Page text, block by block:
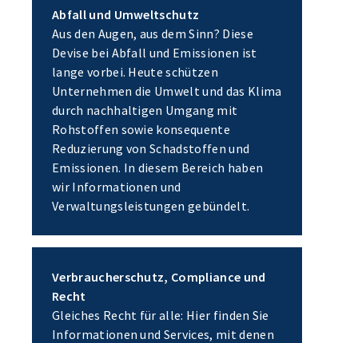
Abfall und Umweltschutz
Aus den Augen, aus dem Sinn? Diese
Devise bei Abfall und Emissionen ist
lange vorbei. Heute schützen
Unternehmen die Umwelt und das Klima
durch nachhaltigen Umgang mit
Rohstoffen sowie konsequente
Reduzierung von Schadstoffen und
Emissionen. In diesem Bereich haben
wir Informationen und
Verwaltungsleistungen gebündelt.
Verbraucherschutz, Compliance und
Recht
Gleiches Recht für alle: Hier finden Sie
Informationen und Services, mit denen